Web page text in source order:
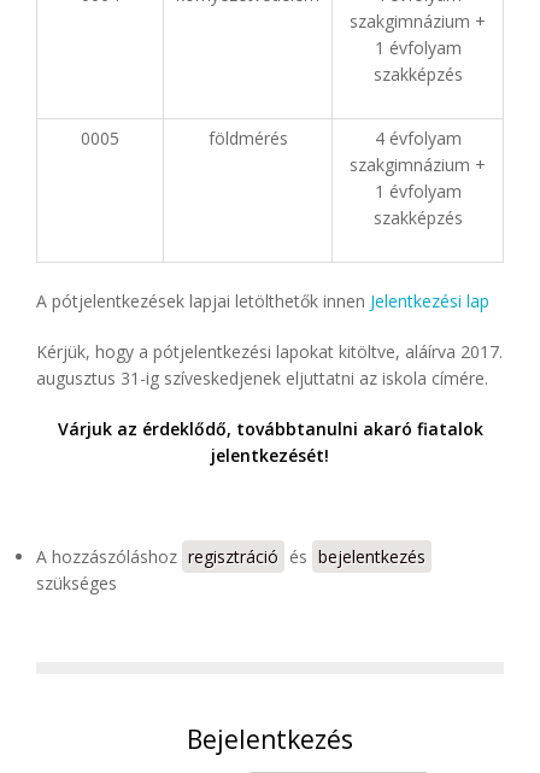
szakgimnázium +
1 évfolyam
szakképzés
0005 földmérés
4 évfolyam
szakgimnázium +
1 évfolyam
szakképzés
A pótjelentkezések lapjai letölthetők innen Jelentkezési lap
Kérjük, hogy a pótjelentkezési lapokat kitöltve, aláírva 2017.
augusztus 31-ig szíveskedjenek eljuttatni az iskola címére.
Várjuk az érdeklődő, továbbtanulni akaró fiatalok
jelentkezését!
A hozzászóláshoz regisztráció és bejelentkezés
szükséges
Bejelentkezés